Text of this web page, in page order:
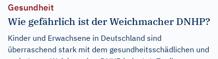
Gesundheit
Wie gefährlich ist der Weichmacher DNHP?
Kinder und Erwachsene in Deutschland sind
überraschend stark mit dem gesundheitsschädlichen und